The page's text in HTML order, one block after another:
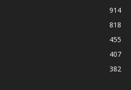
914
818
455
407
382